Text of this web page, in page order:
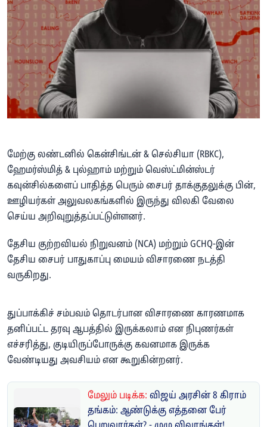
மேற்கு லண்டனில் கென்சிங்டன் & செல்சியா (RBKC),
ஹேமர்ஸ்மித் & புல்ஹாம் மற்றும் வெஸ்ட்மின்ஸ்டர்
கவுன்சில்களைப் பாதித்த பெரும் சைபர் தாக்குதலுக்கு பின்,
ஊழியர்கள் அலுவலகங்களில் இருந்து விலகி வேலை
செய்ய அறிவுறுத்தப்பட்டுள்ளனர்.
தேசிய குற்றவியல் நிறுவனம் (NCA) மற்றும் GCHQ-இன்
தேசிய சைபர் பாதுகாப்பு மையம் விசாரணை நடத்தி
வருகிறது.
துப்பாக்கிச் சம்பவம் தொடர்பான விசாரணை காரணமாக
தனிப்பட்ட தரவு ஆபத்தில் இருக்கலாம் என நிபுணர்கள்
எச்சரித்து, குடியிருப்போருக்கு கவனமாக இருக்க
வேண்டியது அவசியம் என கூறுகின்றனர்.
மேலும் படிக்க: விஜய் அரசின் 8 கிராம்
தங்கம்: ஆண்டுக்கு எத்தனை பேர்